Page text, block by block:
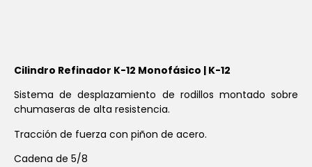
Cilindro Refinador K-12 Monofásico | K-12
Sistema de desplazamiento de rodillos montado sobre
chumaseras de alta resistencia.
Tracción de fuerza con piñon de acero.
Cadena de 5/8